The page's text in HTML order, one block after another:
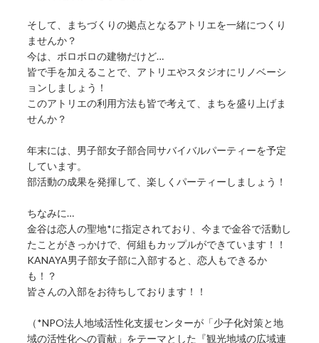
そして、まちづくりの拠点となるアトリエを一緒につくり
ませんか？
今は、ボロボロの建物だけど…
皆で手を加えることで、アトリエやスタジオにリノベーシ
ョンしましょう！
このアトリエの利用方法も皆で考えて、まちを盛り上げま
せんか？
年末には、男子部女子部合同サバイバルパーティーを予定
しています。
部活動の成果を発揮して、楽しくパーティーしましょう！
ちなみに…
金谷は恋人の聖地*に指定されており、今まで金谷で活動し
たことがきっかけで、何組もカップルができています！！
KANAYA男子部女子部に入部すると、恋人もできるか
も！？
皆さんの入部をお待ちしております！！
（*NPO法人地域活性化支援センターが「少子化対策と地
域の活性化への貢献」をテーマとした『観光地域の広域連